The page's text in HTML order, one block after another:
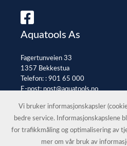
Aquatools As
Fagertunveien 33
1357 Bekkestua
Telefon: : 901 65 000
E-post:post@aquatools.no
© Aquatools As |
Vi bruker informasjonskapsler
bedre service. Informasjonskapslene
for trafikkmåling og optimalisering av
mer om vår bruk av